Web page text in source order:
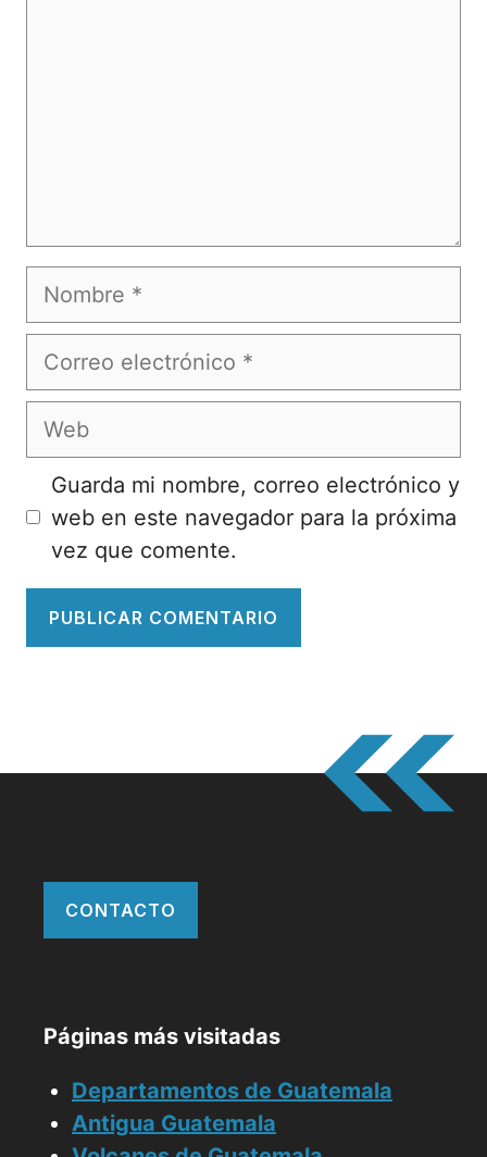
Nombre
Correo
Web
Guarda mi nombre, correo electrónico y
web en este navegador para la próxima
vez que comente.
CONTACTO
Páginas más visitadas
Departamentos de Guatemala
Antigua Guatemala